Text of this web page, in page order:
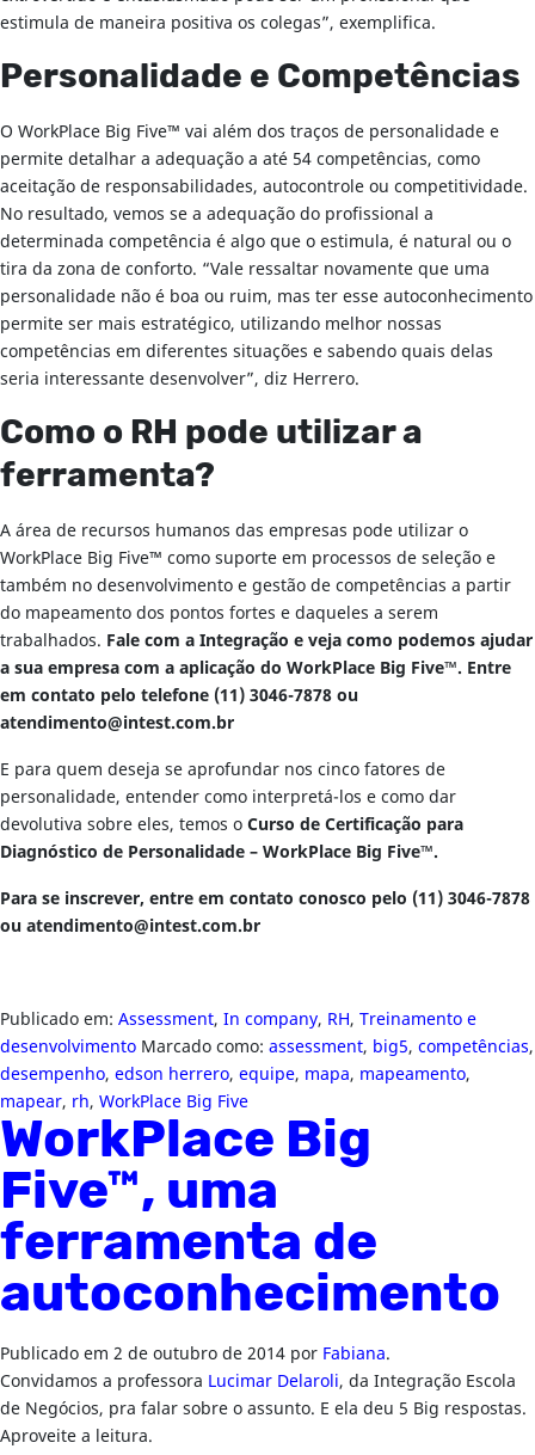
estimula de maneira positiva os colegas”, exemplifica.
Personalidade e Competências
O WorkPlace Big Five™ vai além dos traços de personalidade e
permite detalhar a adequação a até 54 competências, como
aceitação de responsabilidades, autocontrole ou competitividade.
No resultado, vemos se a adequação do profissional a
determinada competência é algo que o estimula, é natural ou o
tira da zona de conforto. “Vale ressaltar novamente que uma
personalidade não é boa ou ruim, mas ter esse autoconhecimento
permite ser mais estratégico, utilizando melhor nossas
competências em diferentes situações e sabendo quais delas
seria interessante desenvolver”, diz Herrero.
Como o RH pode utilizar a
ferramenta?
A área de recursos humanos das empresas pode utilizar o
WorkPlace Big Five™ como suporte em processos de seleção e
também no desenvolvimento e gestão de competências a partir
do mapeamento dos pontos fortes e daqueles a serem
trabalhados. Fale com a Integração e veja como podemos ajudar
a sua empresa com a aplicação do WorkPlace Big Five™. Entre
em contato pelo telefone (11) 3046-7878 ou
atendimento@intest.com.br
E para quem deseja se aprofundar nos cinco fatores de
personalidade, entender como interpretá-los e como dar
devolutiva sobre eles, temos oCurso de Certificação para
Diagnóstico de Personalidade – WorkPlace Big Five™.
Para se inscrever, entre em contato conosco pelo (11) 3046-7878
ouatendimento@intest.com.br
Publicado em: Assessment, In company, RH, Treinamento e
desenvolvimento Marcado como: assessment, big5, competências,
desempenho, edson herrero, equipe, mapa, mapeamento,
mapear, rh, WorkPlace Big Five
WorkPlace Big
Five™, uma
ferramenta de
autoconhecimento
Publicado em 2 de outubro de 2014 por Fabiana.
Convidamos a professora Lucimar Delaroli, da Integração Escola
de Negócios, pra falar sobre o assunto. E ela deu 5 Big respostas.
Aproveite a leitura.